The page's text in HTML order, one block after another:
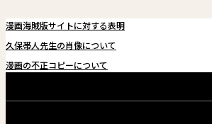
漫画海賊版サイトに対する表明
久保帯人先生の肖像について
漫画の不正コピーについて